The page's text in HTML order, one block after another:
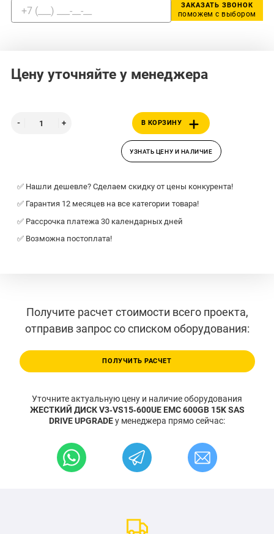
ЗАКАЗАТЬ ЗВОНОК
поможем с выбором
Цену уточняйте у менеджера
В КОРЗИНУ
УЗНАТЬ ЦЕНУ И НАЛИЧИЕ
✅ Нашли дешевле? Сделаем скидку от цены конкурента!
✅ Гарантия 12 месяцев на все категории товара!
✅ Рассрочка платежа 30 календарных дней
✅ Возможна постоплата!
Получите расчет стоимости всего проекта,
отправив запрос со списком оборудования:
ПОЛУЧИТЬ РАСЧЕТ
Уточните актуальную цену и наличие оборудования
ЖЕСТКИЙ ДИСК V3‐VS15‐600UE EMC 600GB 15K SAS
DRIVE UPGRADEу менеджера прямо сейчас: